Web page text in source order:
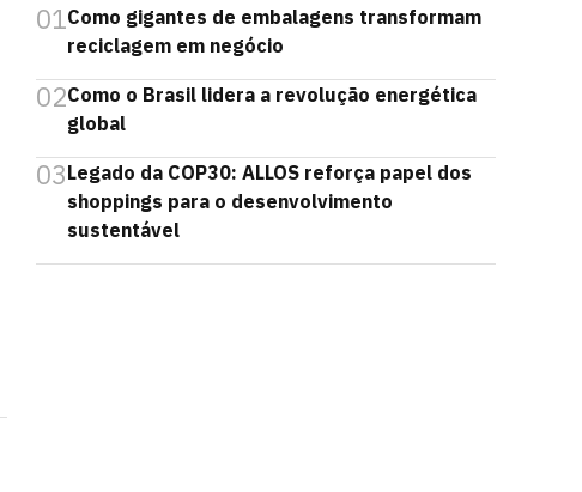
01Como gigantes de embalagens transformam
reciclagem em negócio
02Como o Brasil lidera a revolução energética
global
03Legado da COP30: ALLOS reforça papel dos
shoppings para o desenvolvimento
sustentável